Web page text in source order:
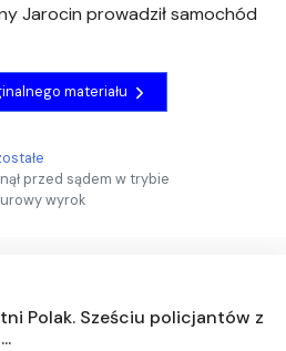
Jarocin prowadził samochód
materiału
przed sądem w trybie
wyrok
Polak. Sześciu policjantów z